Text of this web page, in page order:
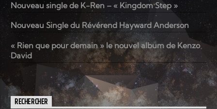
Nouveau single de K-Ren – « Kingdom Step »
Nouveau Single du Révérend Hayward Anderson
« Rien que pour demain » le nouvel album de Kenzo
David
RECHERCHER